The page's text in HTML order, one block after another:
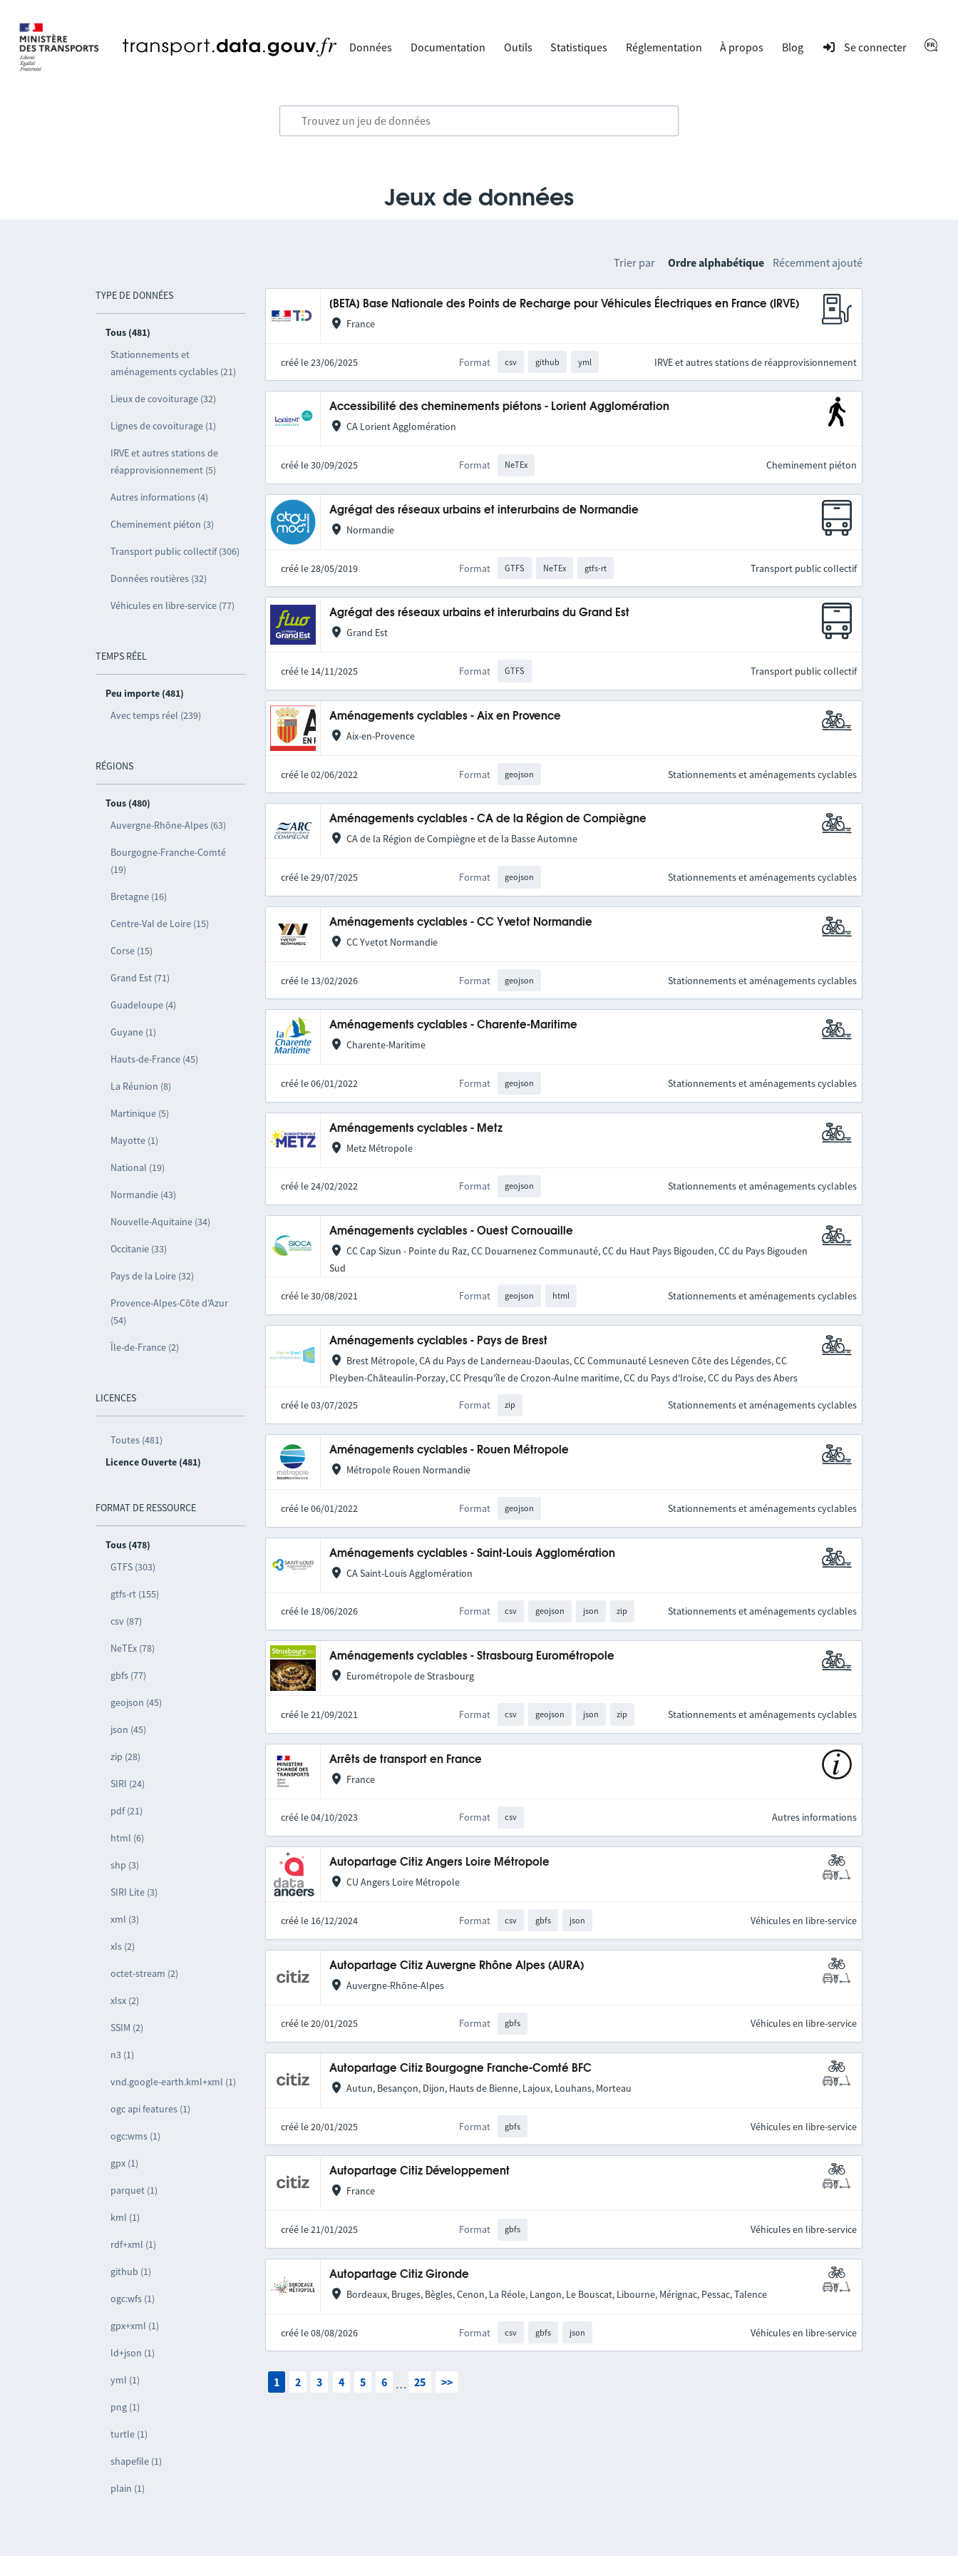
Données Documentation Outils Statistiques Réglementation À propos Blog Se connecter
Jeux de données
TYPE DE DONNÉES
Tous (481)
Stationnements et
aménagements cyclables (21)
Lieux de covoiturage (32)
Lignes de covoiturage (1)
IRVE et autres stations de
réapprovisionnement (5)
Autres informations (4)
Cheminement piéton (3)
Transport public collectif (306)
Données routières (32)
Véhicules en libre-service (77)
TEMPS RÉEL
Peu importe (481)
Avec temps réel (239)
RÉGIONS
Tous (480)
Auvergne-Rhône-Alpes (63)
Bourgogne-Franche-Comté
(19)
Bretagne (16)
Centre-Val de Loire (15)
Corse (15)
Grand Est (71)
Guadeloupe (4)
Guyane (1)
Hauts-de-France (45)
La Réunion (8)
Martinique (5)
Mayotte (1)
National (19)
Normandie (43)
Nouvelle-Aquitaine (34)
Occitanie (33)
Pays de la Loire (32)
Provence-Alpes-Côte d’Azur
(54)
Île-de-France (2)
LICENCES
Toutes (481)
Licence Ouverte (481)
FORMAT DE RESSOURCE
Tous (478)
GTFS (303)
gtfs-rt (155)
csv (87)
NeTEx (78)
gbfs (77)
geojson (45)
json (45)
zip (28)
SIRI (24)
pdf (21)
html (6)
shp (3)
SIRI Lite (3)
xml (3)
xls (2)
octet-stream (2)
xlsx (2)
SSIM (2)
n3 (1)
vnd.google-earth.kml+xml (1)
ogc api features (1)
ogc:wms (1)
gpx (1)
parquet (1)
kml (1)
rdf+xml (1)
github (1)
ogc:wfs (1)
gpx+xml (1)
ld+json (1)
yml (1)
png (1)
turtle (1)
shapefile (1)
plain (1)
Trier par Ordre alphabétique Récemment ajouté
[BETA] Base Nationale des Points de Recharge pour Véhicules Électriques en France (IRVE)
France
créé le 23/06/2025 Format csv github yml IRVE et autres stations de réapprovisionnement
Accessibilité des cheminements piétons - Lorient Agglomération
CA Lorient Agglomération
créé le 30/09/2025 Format NeTEx Cheminement piéton
Agrégat des réseaux urbains et interurbains de Normandie
Normandie
créé le 28/05/2019 Format GTFS NeTEx gtfs-rt Transport public collectif
Agrégat des réseaux urbains et interurbains du Grand Est
Grand Est
créé le 14/11/2025 Format GTFS Transport public collectif
Aménagements cyclables - Aix en Provence
Aix-en-Provence
créé le 02/06/2022 Format geojson Stationnements et aménagements cyclables
Aménagements cyclables - CA de la Région de Compiègne
CA de la Région de Compiègne et de la Basse Automne
créé le 29/07/2025 Format geojson Stationnements et aménagements cyclables
Aménagements cyclables - CC Yvetot Normandie
CC Yvetot Normandie
créé le 13/02/2026 Format geojson Stationnements et aménagements cyclables
Aménagements cyclables - Charente-Maritime
Charente-Maritime
créé le 06/01/2022 Format geojson Stationnements et aménagements cyclables
Aménagements cyclables - Metz
Metz Métropole
créé le 24/02/2022 Format geojson Stationnements et aménagements cyclables
Aménagements cyclables - Ouest Cornouaille
CC Cap Sizun - Pointe du Raz, CC Douarnenez Communauté, CC du Haut Pays Bigouden, CC du Pays Bigouden
Sud
créé le 30/08/2021 Format geojson html Stationnements et aménagements cyclables
Aménagements cyclables - Pays de Brest
Brest Métropole, CA du Pays de Landerneau-Daoulas, CC Communauté Lesneven Côte des Légendes, CC
Pleyben-Châteaulin-Porzay, CC Presqu'île de Crozon-Aulne maritime, CC du Pays d'Iroise, CC du Pays des Abers
créé le 03/07/2025 Format zip Stationnements et aménagements cyclables
Aménagements cyclables - Rouen Métropole
Métropole Rouen Normandie
créé le 06/01/2022 Format geojson Stationnements et aménagements cyclables
Aménagements cyclables - Saint-Louis Agglomération
CA Saint-Louis Agglomération
créé le 18/06/2026 Format csv geojson json zip Stationnements et aménagements cyclables
Aménagements cyclables - Strasbourg Eurométropole
Eurométropole de Strasbourg
créé le 21/09/2021 Format csv geojson json zip Stationnements et aménagements cyclables
Arrêts de transport en France
France
créé le 04/10/2023 Format csv Autres informations
Autopartage Citiz Angers Loire Métropole
CU Angers Loire Métropole
créé le 16/12/2024 Format csv gbfs json Véhicules en libre-service
Autopartage Citiz Auvergne Rhône Alpes (AURA)
Auvergne-Rhône-Alpes
créé le 20/01/2025 Format gbfs Véhicules en libre-service
Autopartage Citiz Bourgogne Franche-Comté BFC
Autun, Besançon, Dijon, Hauts de Bienne, Lajoux, Louhans, Morteau
créé le 20/01/2025 Format gbfs Véhicules en libre-service
Autopartage Citiz Développement
France
créé le 21/01/2025 Format gbfs Véhicules en libre-service
Autopartage Citiz Gironde
Bordeaux, Bruges, Bègles, Cenon, La Réole, Langon, Le Bouscat, Libourne, Mérignac, Pessac, Talence
créé le 08/08/2026 Format csv gbfs json Véhicules en libre-service
1 2 3 4 5 6 … 25 >>